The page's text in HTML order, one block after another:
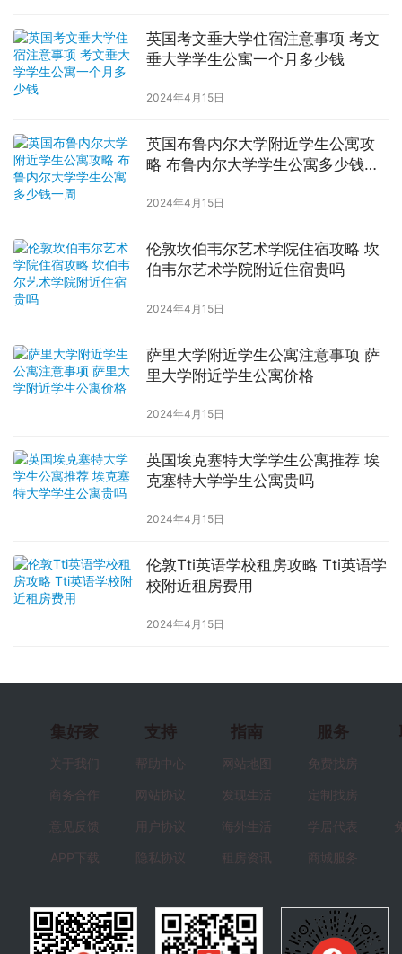
英国考文垂大学住宿注意事项 考文
垂大学学生公寓一个月多少钱
2024年4月15日
英国布鲁内尔大学附近学生公寓攻
略 布鲁内尔大学学生公寓多少钱一
2024年4月15日
伦敦坎伯韦尔艺术学院住宿攻略 坎
伯韦尔艺术学院附近住宿贵吗
2024年4月15日
萨里大学附近学生公寓注意事项 萨
里大学附近学生公寓价格
2024年4月15日
英国埃克塞特大学学生公寓推荐 埃
克塞特大学学生公寓贵吗
2024年4月15日
伦敦Tti英语学校租房攻略 Tti英语学
校附近租房费用
2024年4月15日
集好家
关于我们
商务合作
意见反馈
APP下载
支持
帮助中心
网站协议
用户协议
隐私协议
指南
网站地图
发现生活
海外生活
租房资讯
服务
免费找房
定制找房
学居代表
商城服务